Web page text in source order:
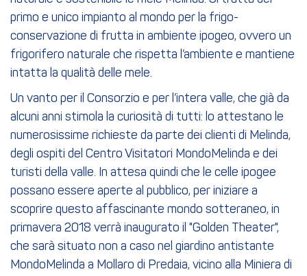
primo e unico impianto al mondo per la frigo-
conservazione di frutta in ambiente ipogeo, ovvero un
frigorifero naturale che rispetta l’ambiente e mantiene
intatta la qualità delle mele.
Un vanto per il Consorzio e per l’intera valle, che già da
alcuni anni stimola la curiosità di tutti: lo attestano le
numerosissime richieste da parte dei clienti di Melinda,
degli ospiti del Centro Visitatori MondoMelinda e dei
turisti della valle. In attesa quindi che le celle ipogee
possano essere aperte al pubblico, per iniziare a
scoprire questo affascinante mondo sotteraneo, in
primavera 2018 verrà inaugurato il "Golden Theater",
che sarà situato non a caso nel giardino antistante
MondoMelinda a Mollaro di Predaia, vicino alla Miniera di